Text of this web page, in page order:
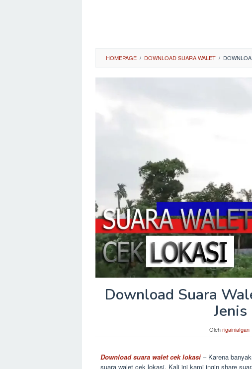
HOMEPAGE / DOWNLOAD SUARA WALET /
Download Suara
Jenis
Olehrigainiafgan
Download suara walet cek lokasi – Karena
suara walet cek lokasi. Kali ini kami ingin share